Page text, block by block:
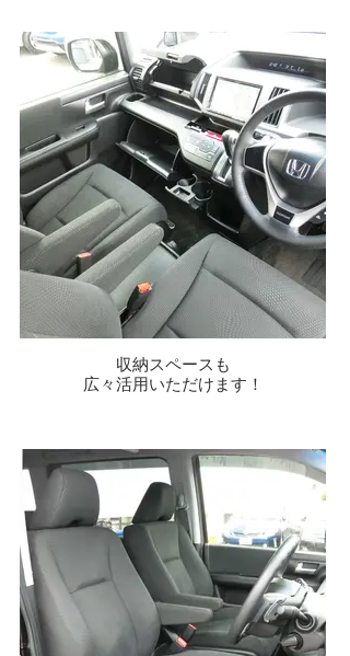
収納スペースも
広々活用いただけます！